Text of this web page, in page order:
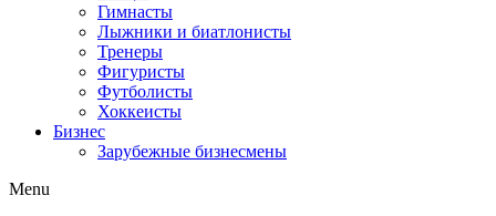
Гимнасты
Лыжники и биатлонисты
Тренеры
Фигуристы
Футболисты
Хоккеисты
Бизнес
Зарубежные бизнесмены
Menu